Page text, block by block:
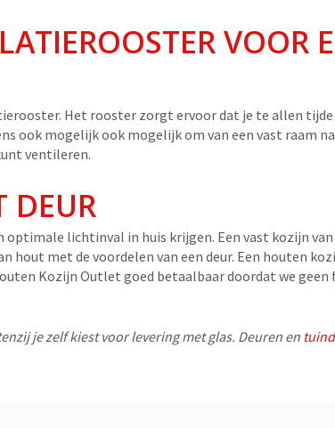
VOOR
Het rooster zorgt ervoor dat je te allen
ook mogelijk ook mogelijk om van een vast raam
ventileren.
DEUR
optimale lichtinval in huis krijgen. Een vast kozijn
hout met de voordelen van een deur. Een houten
Kozijn Outlet goed betaalbaar doordat we geen
je zelf kiest voor levering met glas. Deuren en